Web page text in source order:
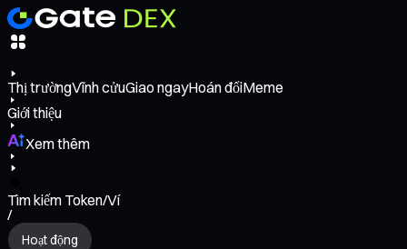
Thị trườngVĩnh cửuGiao ngayHoán đổiMeme
Giới thiệu
Xem thêm
Tìm kiếm Token/Ví
/
Hoạt động